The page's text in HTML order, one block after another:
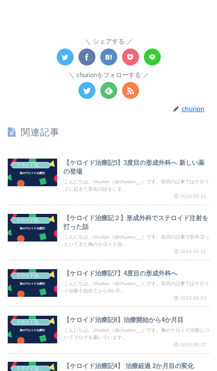
シェアする
churionをフォローする
churion
関連記事
ケロイド治療記
【ケロイド治療記5】3度目の形成外科へ 新しい薬
の登場
こんにちは。churion（@churion__）です。前回の記事ではケロイ
ドに起きた変化の話をしま...
2019.05.12
【ケロイド治療記２】形成外科でステロイド注射を
打った話
こんにちは。churion（@churion__）です。前回の記事で長年ほっ
といてきた胸のケロイド治...
2019.03.11
【ケロイド治療記7】4度目の形成外科へ
こんにちは。churion（@churion__）です。前回の記事ではケロイ
ド治療を始めてから3か月...
2019.06.03
【ケロイド治療記8】治療開始から4か月目
こんにちは。churion（@churion__）です。胸のケロイド治療につ
いてブログを書いています...
2019.06.27
【ケロイド治療記4】 治療経過 2か月目の変化